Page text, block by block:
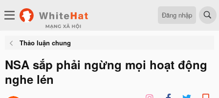
Đăng nhập
Thảo luận chung
NSA sắp phải ngừng mọi hoạt động
nghe lén